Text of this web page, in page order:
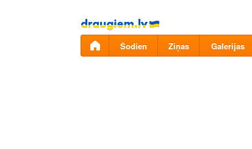
Pāriet
uz
saturu
Šodien Ziņas Galerijas